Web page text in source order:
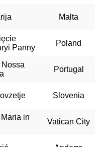
Malta
Panny
Poland
Portugal
Slovenia
in
Vatican City